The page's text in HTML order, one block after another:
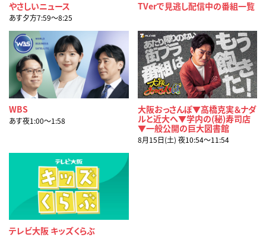
やさしいニュース
あす夕方7:59〜8:25
TVerで見逃し配信中の番組一覧
WBS
あす夜1:00〜1:58
大阪おっさんぽ▼高橋克実＆ナダ
ルと近大へ▼学内の(秘)寿司店
▼一般公開の巨大図書館
8月15日(土) 夜10:54〜11:54
テレビ大阪 キッズくらぶ